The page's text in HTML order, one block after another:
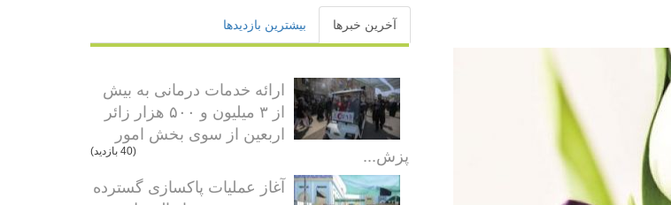
آخرین خبرها بیشترین بازدیدها
ارائه خدمات درمانی به بیش
از ۳ میلیون و ۵۰۰ هزار زائر
اربعین از سوی بخش امور
پزش...
(40 بازدید)
آغاز عملیات پاکسازی گسترده